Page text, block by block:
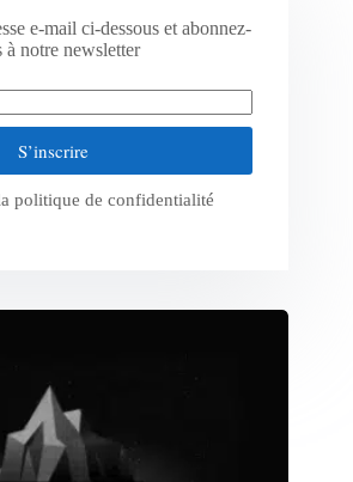
e-mail ci-dessous et abonnez-
à notre newsletter
S’inscrire
politique de confidentialité